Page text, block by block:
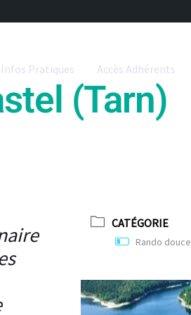
Infos Pratiques Accès Adhérents
(Tarn)
CATÉGORIE
Rando douce